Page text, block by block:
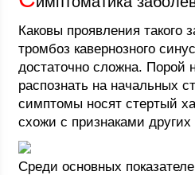
Каковы проявления такого
тромбоз кавернозного
достаточно сложна. Порой
распознать на начальных
симптомы носят стертый
схожи с признаками других
Среди основных